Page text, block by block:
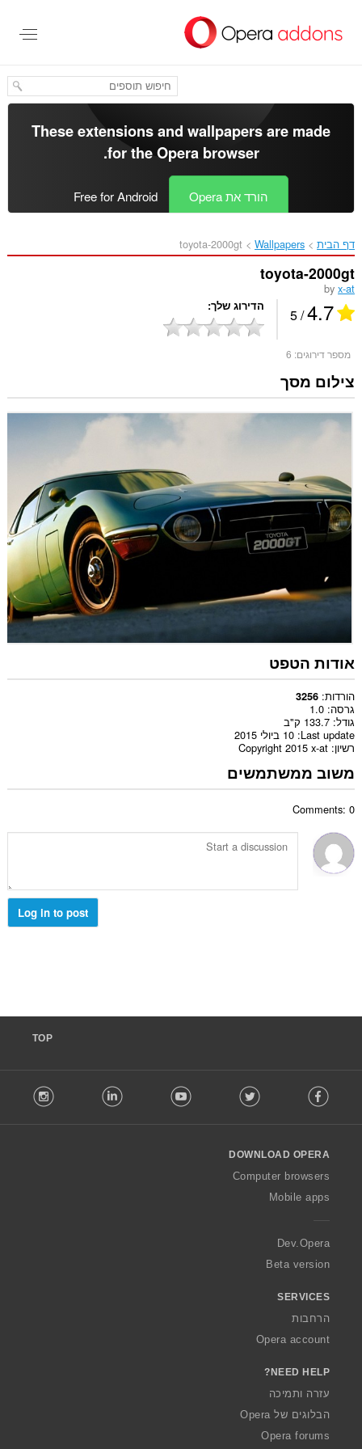
העיקרי
These extensions and wallpapers are made
for theOpera browser
.
הורד את Opera Free for Android
דף הבית Wallpapers
toyota-2000gt‎
toyota-2000gt
byx-at
4.7
/ 5 הדירוג שלך
מספר דירוגים: 6
צילום מסך
אודות הטפט
הורדות 3256
גרסה 1.0
גודל 133.7 ק"ב
Last update 10 ביולי 2015
רשיון Copyright 2015 x-at
משוב ממשתמשים
Comments: 0
Log in to post
TOP
o
w
O
a
Facebook
Twitter
Youtube
LinkedIn
DOWNLOAD OPERA
Computer browsers
Mobile apps
Dev.Opera
Beta version
SERVICES
הרחבות
Opera account
NEED HELP?
עזרה ותמיכה
הבלוגים של Opera
Opera forums